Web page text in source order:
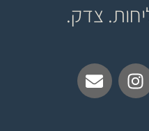
צדק.